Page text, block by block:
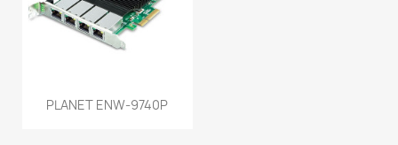
PLANET ENW-9740P